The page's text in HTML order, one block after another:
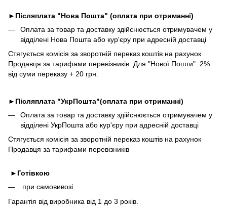
► Післяплата "Нова Пошта" (оплата при отриманні)
Оплата за товар та доставку здійснюється отримувачем у
відділені Нова Пошта або кур'єру при адресній доставці
Стягується комісія за зворотній переказ коштів на рахунок
Продавця за тарифами перевізників. Для "Нової Пошти": 2%
від суми переказу + 20 грн.
► Післяплата "УкрПошта"(оплата при отриманні)
Оплата за товар та доставку здійснюється отримувачем у
відділені УкрПошта або кур'єру при адресній доставці
Стягується комісія за зворотній переказ коштів на рахунок
Продавця за тарифами перевізників
► Готівкою
при самовивозі
Гарантія від виробника від 1 до 3 років.